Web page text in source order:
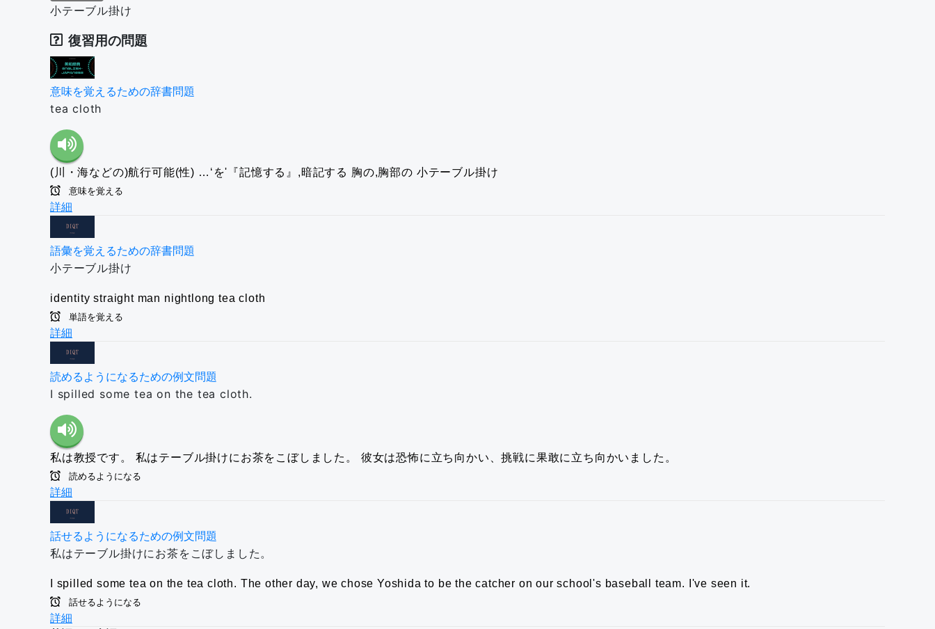
小テーブル掛け
復習用の問題
意味を覚えるための辞書問題
tea cloth
(川・海などの)航行可能(性) …‘を'『記憶する』,暗記する 胸の,胸部の 小テーブル掛け
意味を覚える
詳細
語彙を覚えるための辞書問題
小テーブル掛け
identity straight man nightlong tea cloth
単語を覚える
詳細
読めるようになるための例文問題
I spilled some tea on the tea cloth.
私は教授です。 私はテーブル掛けにお茶をこぼしました。 彼女は恐怖に立ち向かい、挑戦に果敢に立ち向かいました。
読めるようになる
詳細
話せるようになるための例文問題
私はテーブル掛けにお茶をこぼしました。
I spilled some tea on the tea cloth. The other day, we chose Yoshida to be the catcher on our school's baseball team. I've seen it.
話せるようになる
詳細